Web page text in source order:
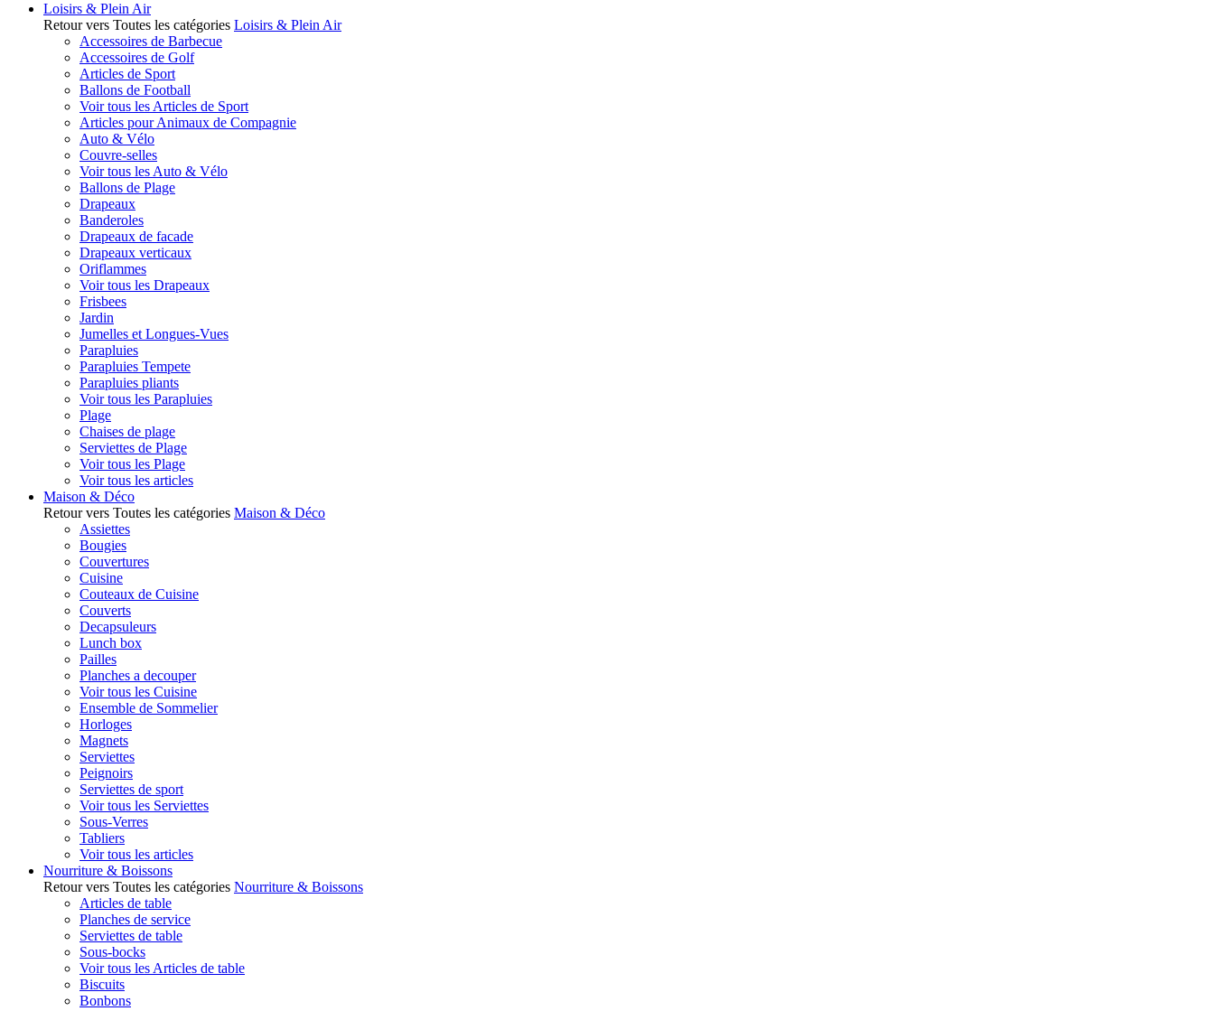
Loisirs & Plein Air
Retour vers Toutes les catégories Loisirs & Plein Air
Accessoires de Barbecue
Accessoires de Golf
Articles de Sport
Ballons de Football
Voir tous les Articles de Sport
Articles pour Animaux de Compagnie
Auto & Vélo
Couvre-selles
Voir tous les Auto & Vélo
Ballons de Plage
Drapeaux
Banderoles
Drapeaux de facade
Drapeaux verticaux
Oriflammes
Voir tous les Drapeaux
Frisbees
Jardin
Jumelles et Longues-Vues
Parapluies
Parapluies Tempete
Parapluies pliants
Voir tous les Parapluies
Plage
Chaises de plage
Serviettes de Plage
Voir tous les Plage
Voir tous les articles
Maison & Déco
Retour vers Toutes les catégories Maison & Déco
Assiettes
Bougies
Couvertures
Cuisine
Couteaux de Cuisine
Couverts
Decapsuleurs
Lunch box
Pailles
Planches a decouper
Voir tous les Cuisine
Ensemble de Sommelier
Horloges
Magnets
Serviettes
Peignoirs
Serviettes de sport
Voir tous les Serviettes
Sous-Verres
Tabliers
Voir tous les articles
Nourriture & Boissons
Retour vers Toutes les catégories Nourriture & Boissons
Articles de table
Planches de service
Serviettes de table
Sous-bocks
Voir tous les Articles de table
Biscuits
Bonbons